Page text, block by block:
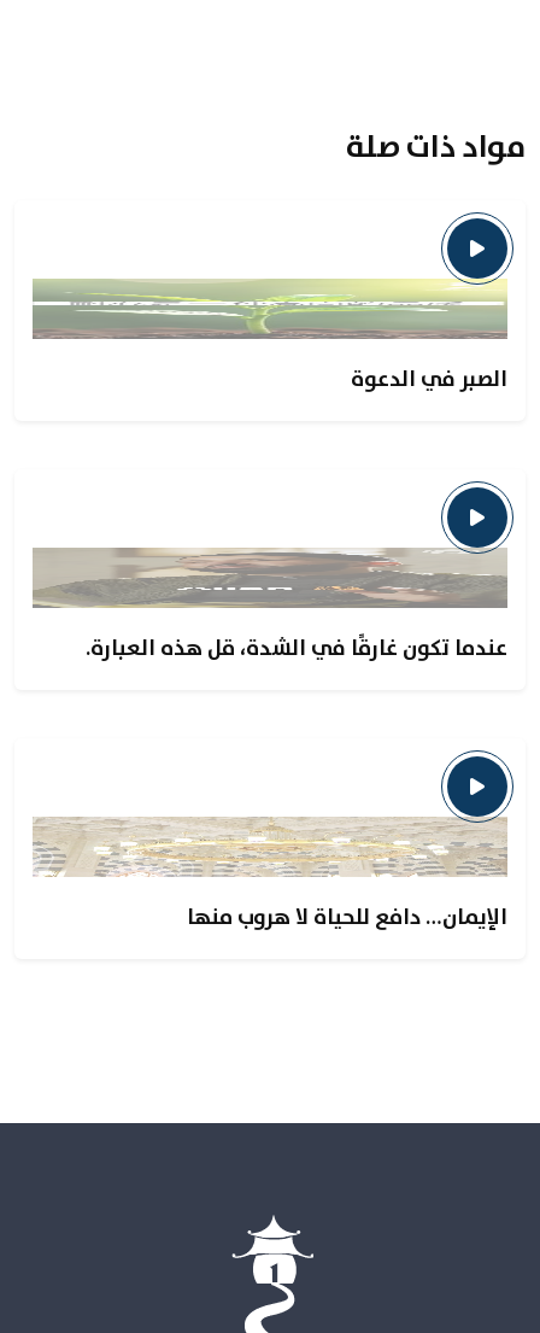
مواد ذات صلة
الصبر في الدعوة
عندما تكون غارقًا في الشدة، قل هذه العبارة.
الإيمان… دافع للحياة لا هروب منها